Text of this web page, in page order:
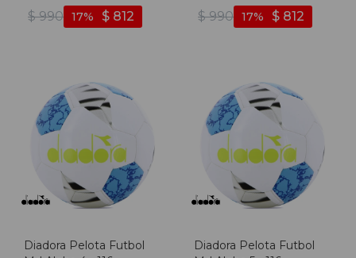
$ 990 $ 812
17
Blanco-azul
$ 990 $ 812
17
Diadora Pelota Futbol
Diadora Pelota Futbol